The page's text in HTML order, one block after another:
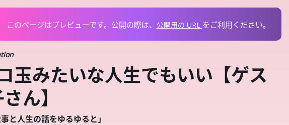
このページはプレビューです。 公開の際は、 公開用の URL を ご利用ください。
玉みたいな人生でもいい【ゲス
ん】
と人生の話をゆるゆると」